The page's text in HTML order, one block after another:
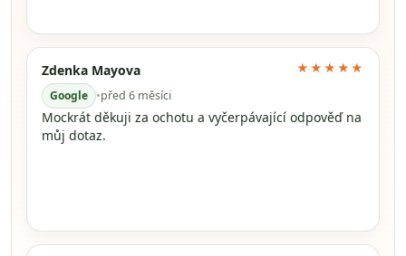
Zdenka Mayova
Google •před 6 měsíci
★★★★★
Mockrát děkuji za ochotu a vyčerpávající odpověď na
můj dotaz.